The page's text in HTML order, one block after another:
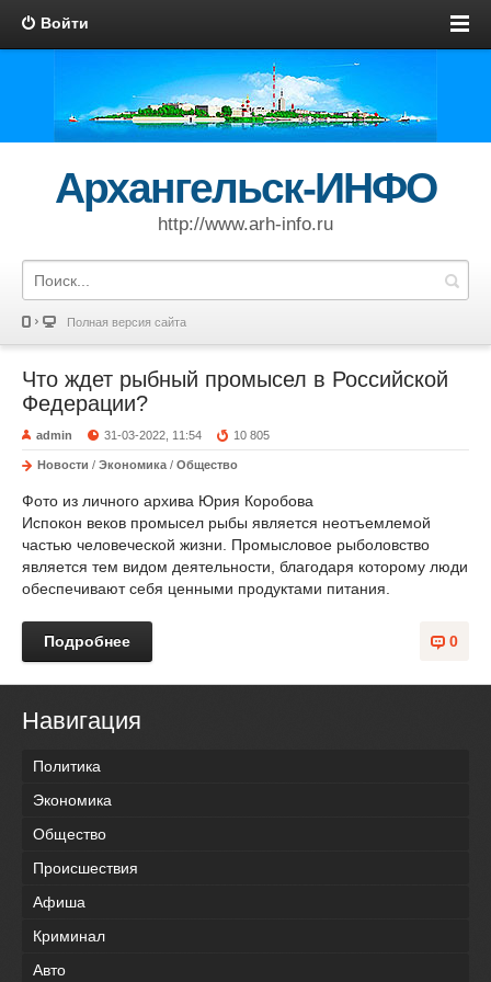
Войти
Архангельск-ИНФО
http://www.arh-info.ru
Полная версия сайта
Что ждет рыбный промысел в Российской
Федерации?
admin 31-03-2022, 11:54 10 805
Новости / Экономика / Общество
Фото из личного архива Юрия Коробова
Испокон веков промысел рыбы является неотъемлемой
частью человеческой жизни. Промысловое рыболовство
является тем видом деятельности, благодаря которому люди
обеспечивают себя ценными продуктами питания.
0
Подробнее
Навигация
Политика
Экономика
Общество
Происшествия
Афиша
Криминал
Авто